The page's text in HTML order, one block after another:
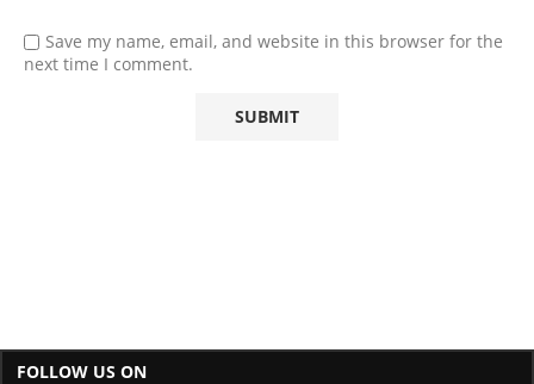
Save my name, email, and website in this browser for the
next time I comment.
FOLLOW US ON